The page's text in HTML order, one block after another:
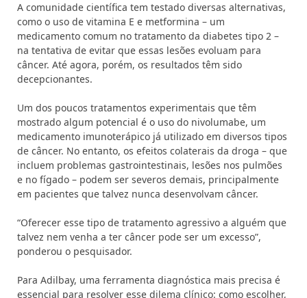
A comunidade científica tem testado diversas alternativas,
como o uso de vitamina E e metformina – um
medicamento comum no tratamento da diabetes tipo 2 –
na tentativa de evitar que essas lesões evoluam para
câncer. Até agora, porém, os resultados têm sido
decepcionantes.
Um dos poucos tratamentos experimentais que têm
mostrado algum potencial é o uso do nivolumabe, um
medicamento imunoterápico já utilizado em diversos tipos
de câncer. No entanto, os efeitos colaterais da droga – que
incluem problemas gastrointestinais, lesões nos pulmões
e no fígado – podem ser severos demais, principalmente
em pacientes que talvez nunca desenvolvam câncer.
“Oferecer esse tipo de tratamento agressivo a alguém que
talvez nem venha a ter câncer pode ser um excesso”,
ponderou o pesquisador.
Para Adilbay, uma ferramenta diagnóstica mais precisa é
essencial para resolver esse dilema clínico: como escolher,